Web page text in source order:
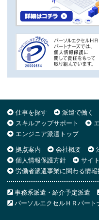
仕事を探す 派遣で働く
スキルアップサポート
エンジニア派遣トップ
拠点案内
会社概要
個人情報保護方針
サイ
労働者派遣事業に関わる情報
事務系派遣・紹介予定派遣
パーソルエクセルＨＲパート